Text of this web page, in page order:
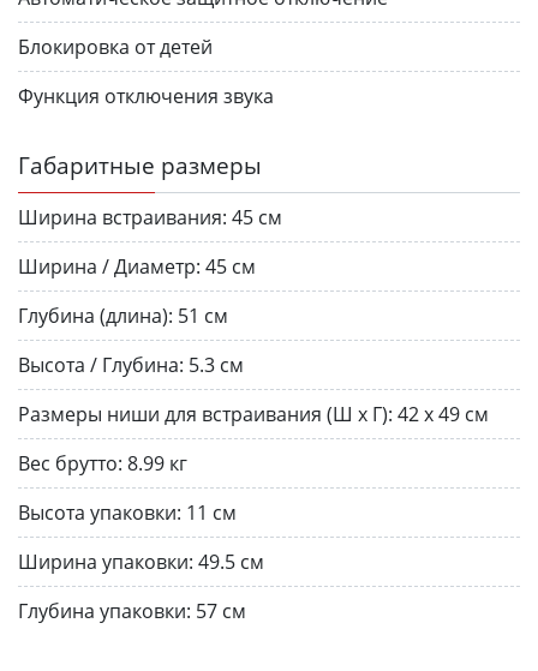
Блокировка от детей
Функция отключения звука
Габаритные размеры
Ширина встраивания: 45 см
Ширина / Диаметр: 45 см
Глубина (длина): 51 см
Высота / Глубина: 5.3 см
Размеры ниши для встраивания (Ш х Г): 42 х 49 см
Вес брутто: 8.99 кг
Высота упаковки: 11 см
Ширина упаковки: 49.5 см
Глубина упаковки: 57 см